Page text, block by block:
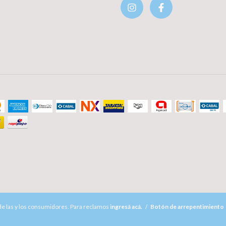
las y los consumidores. Para reclamos ingresá acá. / Botón de arrepentimiento